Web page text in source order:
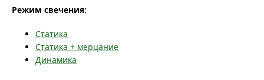
Режим свечения:
Статика
Статика + мерцание
Динамика